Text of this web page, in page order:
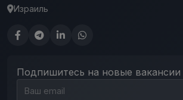
Израиль
Подпишитесь на новые вакансии
Email для подписки